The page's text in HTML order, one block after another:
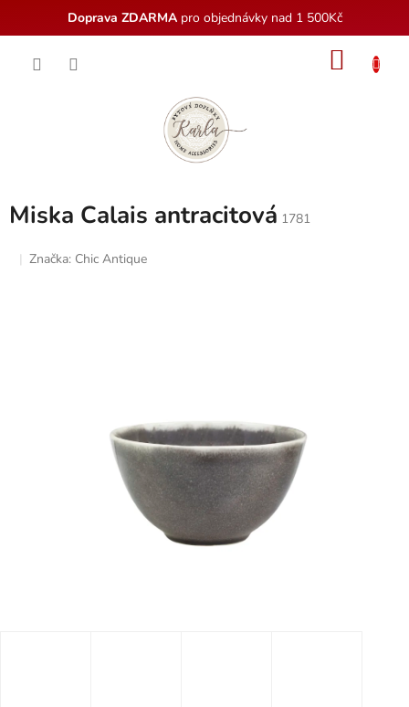
Doprava ZDARMApro objednávky nad 1 500Kč
Miska Calais antracitová 1781
Značka: Chic Antique